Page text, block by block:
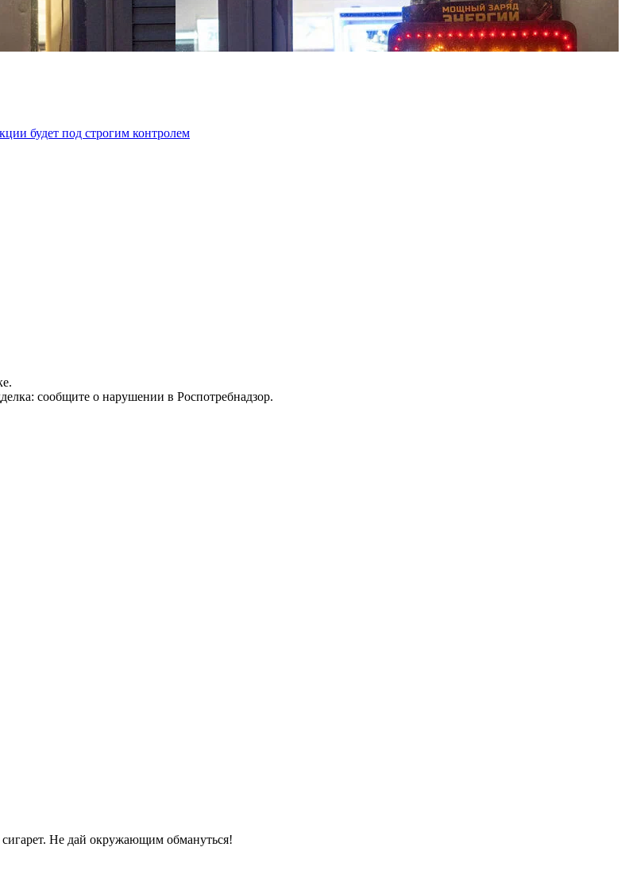
будет под строгим контролем
сообщите о нарушении в Роспотребнадзор.
Не дай окружающим обмануться!